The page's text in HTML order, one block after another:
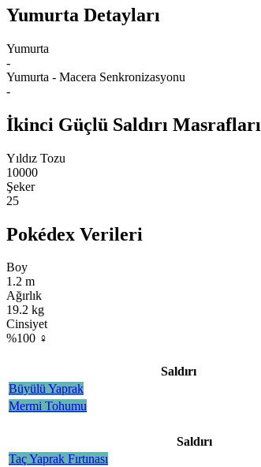
Yumurta Detayları
Yumurta
-
Yumurta - Macera Senkronizasyonu
-
İkinci Güçlü Saldırı Masrafları
Yıldız Tozu
10000
Şeker
25
Pokédex Verileri
Boy
1.2 m
Ağırlık
19.2 kg
Cinsiyet
%100 ♀
Saldırı
Büyülü Yaprak
Mermi Tohumu
Saldırı
Taç Yaprak Fırtınası